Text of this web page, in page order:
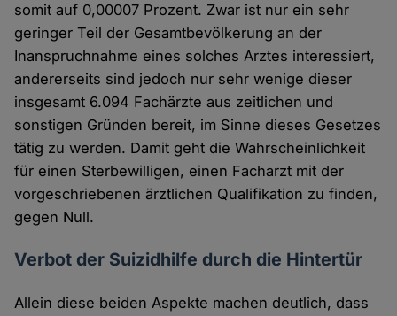
somit auf 0,00007 Prozent. Zwar ist nur ein sehr
geringer Teil der Gesamtbevölkerung an der
Inanspruchnahme eines solches Arztes interessiert,
andererseits sind jedoch nur sehr wenige dieser
insgesamt 6.094 Fachärzte aus zeitlichen und
sonstigen Gründen bereit, im Sinne dieses Gesetzes
tätig zu werden. Damit geht die Wahrscheinlichkeit
für einen Sterbewilligen, einen Facharzt mit der
vorgeschriebenen ärztlichen Qualifikation zu finden,
gegen Null.
Verbot der Suizidhilfe durch die Hintertür
Allein diese beiden Aspekte machen deutlich, dass